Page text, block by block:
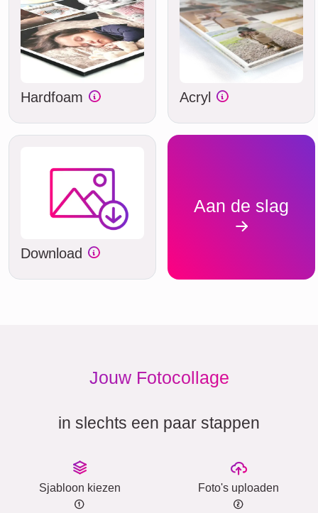
Hardfoam Acryl
Download
Aan de slag
Jouw Fotocollage
in slechts een paar stappen
Sjabloon kiezen Foto's uploaden